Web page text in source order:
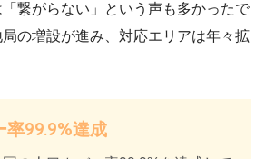
繋がらない」という声も多かったで
の増設が進み、対応エリアは年々拡
率99.9%達成